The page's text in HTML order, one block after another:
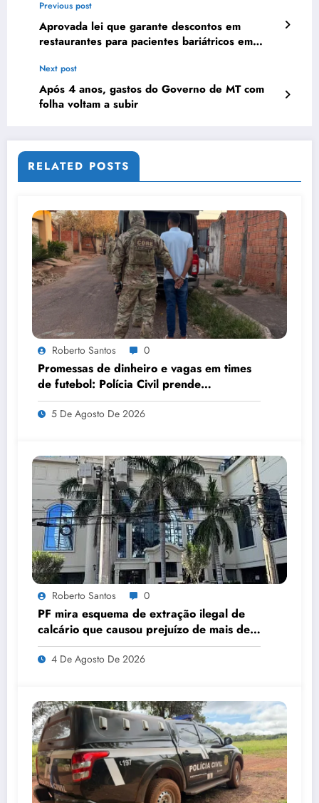
Previous post
Aprovada lei que garante descontos em
restaurantes para pacientes bariátricos em
Next post
Após 4 anos, gastos do Governo de MT com
folha voltam a subir
RELATED POSTS
Roberto Santos 0
Promessas de dinheiro e vagas em times
de futebol: Polícia Civil prende
investigado por favorecer prostituição de
adolescentes em Várzea Grande
5 De Agosto De 2026
Roberto Santos 0
PF mira esquema de extração ilegal de
calcário que causou prejuízo de mais de
R$ 3 milhões à União em MT
4 De Agosto De 2026